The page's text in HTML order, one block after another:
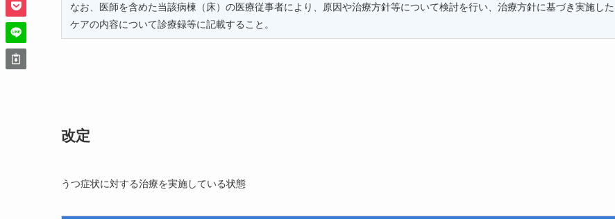
なお、医師を含めた当該病棟（床）の医療従事者により、原因や治療方針等について検討を行い、治療方針に基づき実施した
ケアの内容について診療録等に記載すること。
改定
うつ症状に対する治療を実施している状態